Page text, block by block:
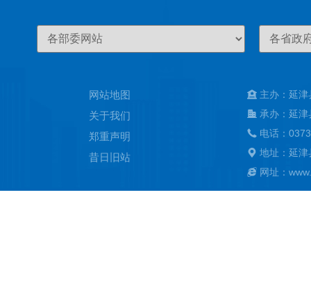
网站地图
关于我们
郑重声明
昔日旧站
主办：延
承办：延
电话：
地址：延
网址：